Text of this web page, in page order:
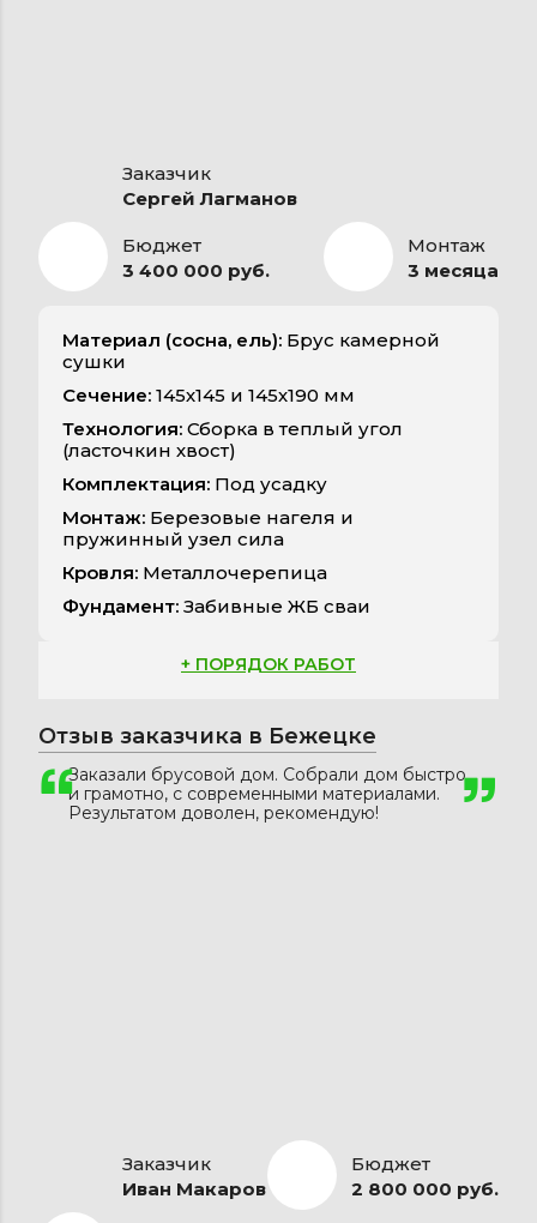
Заказчик
Сергей Лагманов
Бюджет
3 400 000 руб.
Монтаж
3 месяца
Материал (сосна, ель): Брус камерной
сушки
Сечение: 145х145 и 145х190 мм
Технология: Сборка в теплый угол
(ласточкин хвост)
Комплектация: Под усадку
Монтаж: Березовые нагеля и
пружинный узел сила
Кровля: Металлочерепица
Фундамент: Забивные ЖБ сваи
+ ПОРЯДОК РАБОТ
Отзыв заказчика в Бежецке
Заказали брусовой дом. Собрали дом быстро
и грамотно, с современными материалами.
Результатом доволен, рекомендую!
Заказчик
Иван Макаров
Бюджет
2 800 000 руб.